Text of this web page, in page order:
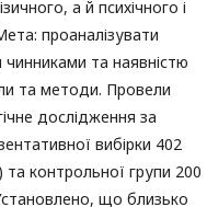
а й психічного і
проаналізувати
чинниками та наявністю
та методи. Провели
дослідження за
вибірки 402
та контрольної групи 200
що близько